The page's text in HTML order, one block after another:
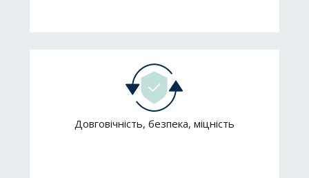
Довговічність, безпека, міцність